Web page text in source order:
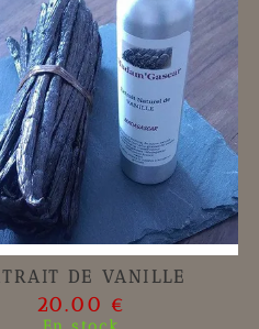
DE VANILLE
20.00 €